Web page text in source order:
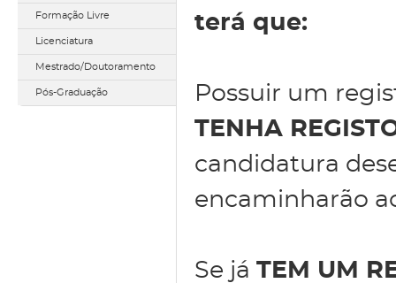
Formação Livre
Licenciatura
Mestrado/Doutoramento
Pós-Graduação
terá que:
Possuir um
TENHA
candidatura
encaminharão
Se já TEM UM